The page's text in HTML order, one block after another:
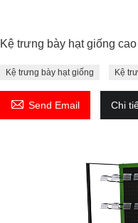
Kệ trưng bày hạt giống
Kệ trưng bày hạt giống Kệ
 Send Email Chi